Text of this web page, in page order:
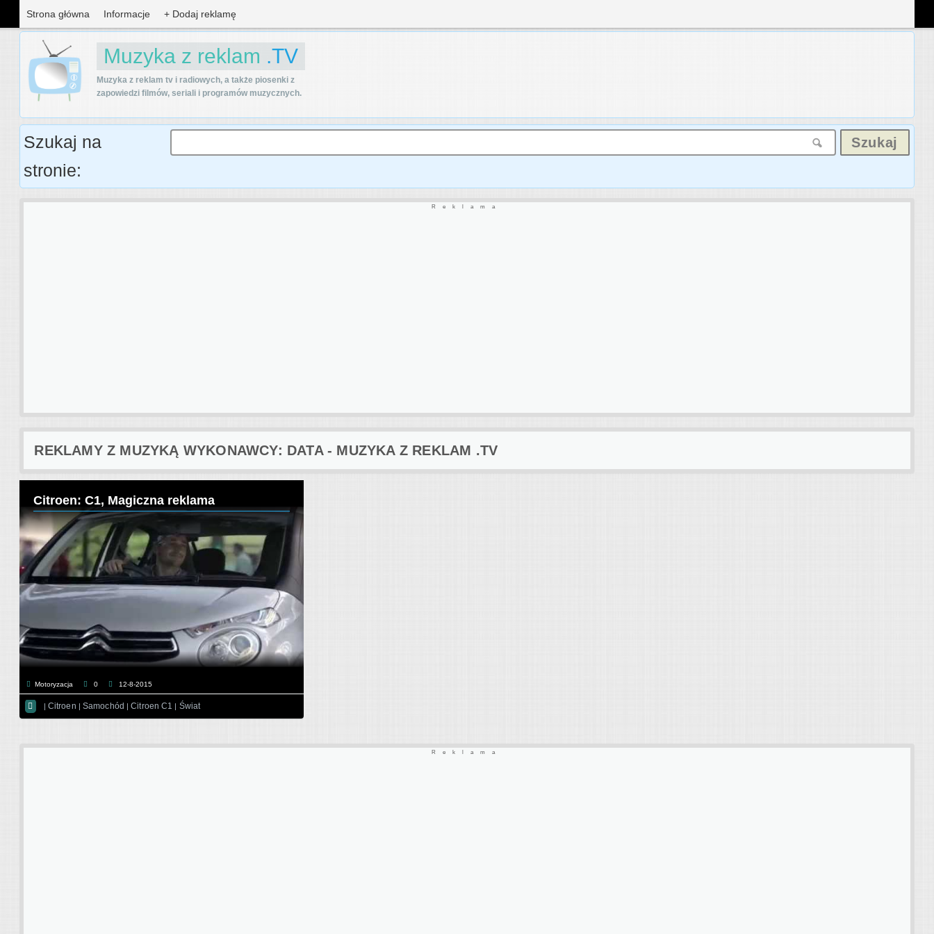
Strona główna Informacje + Dodaj reklamę
Muzyka z reklam .TV
Muzyka z reklam tv i radiowych, a także piosenki z
zapowiedzi filmów, seriali i programów muzycznych.
Szukaj na
stronie:
Reklama
REKLAMY Z MUZYKĄ WYKONAWCY: DATA - MUZYKA Z REKLAM .TV
Citroen: C1, Magiczna reklama
Motoryzacja 0 12-8-2015
 | Citroen |Samochód |Citroen C1 | Świat
Reklama